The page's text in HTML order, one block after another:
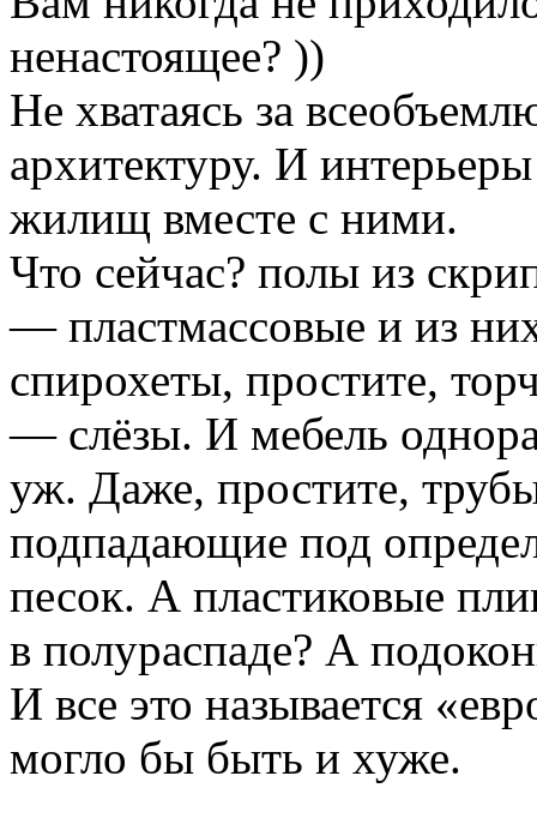
ненастоящее? ))
Не хватаясь за
архитектуру. И
жилищ вместе с ними.
Что сейчас? полы из
— пластмассовые и из
спирохеты, простите,
— слёзы. И мебель
уж. Даже, простите,
подпадающие под
песок. А пластиковые
в полураспаде? А
И все это называется
могло бы быть и хуже.